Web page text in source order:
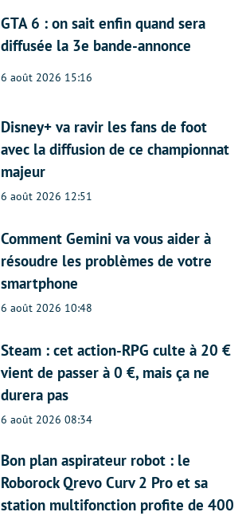
GTA 6 : on sait enfin quand sera
diffusée la 3e bande-annonce
6 août 2026 15:16
Disney+ va ravir les fans de foot
avec la diffusion de ce championnat
majeur
6 août 2026 12:51
Comment Gemini va vous aider à
résoudre les problèmes de votre
smartphone
6 août 2026 10:48
Steam : cet action-RPG culte à 20 €
vient de passer à 0 €, mais ça ne
durera pas
6 août 2026 08:34
Bon plan aspirateur robot : le
Roborock Qrevo Curv 2 Pro et sa
station multifonction profite de 400